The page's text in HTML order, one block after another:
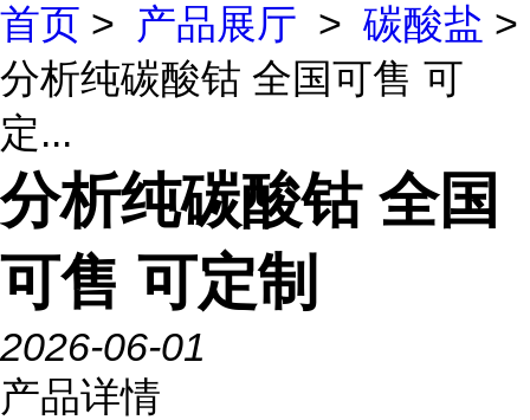
首页 > 产品展厅 > 碳酸盐 >
分析纯碳酸钴 全国可售 可
定...
分析纯碳酸钴 全国
可售 可定制
2026-06-01
产品详情